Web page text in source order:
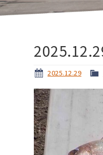
2025.12.29